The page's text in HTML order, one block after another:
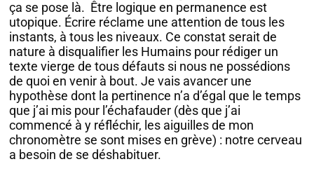
ça se pose là. Être logique en permanence est
utopique. Écrire réclame une attention de tous les
instants, à tous les niveaux. Ce constat serait de
nature à disqualifier les Humains pour rédiger un
texte vierge de tous défauts si nous ne possédions
de quoi en venir à bout. Je vais avancer une
hypothèse dont la pertinence n’a d’égal que le temps
que j’ai mis pour l’échafauder (dès que j’ai
commencé à y réfléchir, les aiguilles de mon
chronomètre se sont mises en grève) : notre cerveau
a besoin de se déshabituer.